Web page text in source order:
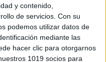
y contenido,
de servicios. Con su
podemos utilizar datos de
mediante las
hacer clic para otorgarnos
1019 socios para
política de
para niños
política de